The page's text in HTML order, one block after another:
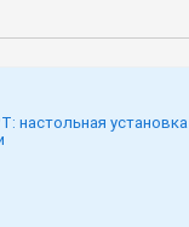
настольная установка